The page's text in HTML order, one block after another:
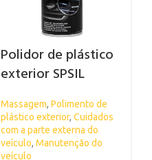
Polidor de plástico
exterior SPSIL
Massagem, Polimento de
plástico exterior, Cuidados
com a parte externa do
veículo, Manutenção do
veículo